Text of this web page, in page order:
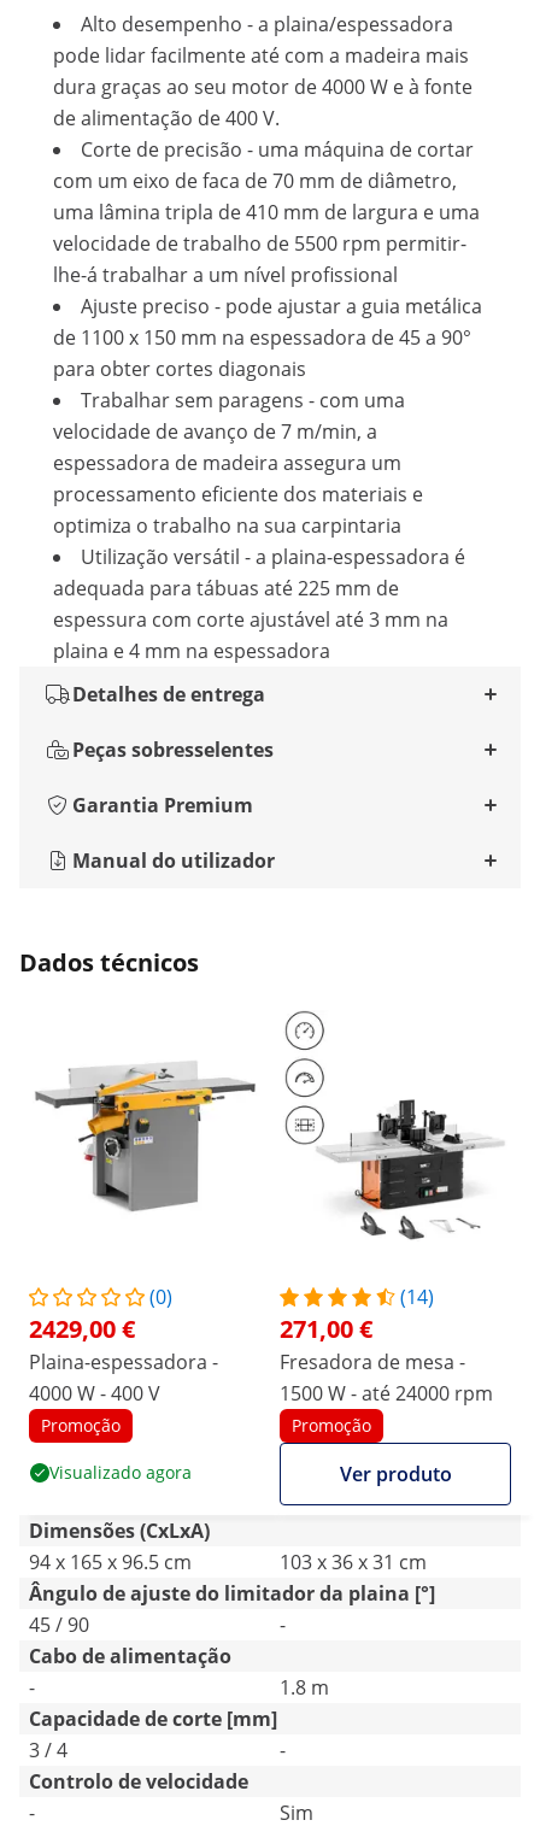
Alto desempenho - a plaina/espessadora
pode lidar facilmente até com a madeira mais
dura graças ao seu motor de 4000 W e à fonte
de alimentação de 400 V.
Corte de precisão - uma máquina de cortar
com um eixo de faca de 70 mm de diâmetro,
uma lâmina tripla de 410 mm de largura e uma
velocidade de trabalho de 5500 rpm permitir-
lhe-á trabalhar a um nível profissional
Ajuste preciso - pode ajustar a guia metálica
de 1100 x 150 mm na espessadora de 45 a 90°
para obter cortes diagonais
Trabalhar sem paragens - com uma
velocidade de avanço de 7 m/min, a
espessadora de madeira assegura um
processamento eficiente dos materiais e
optimiza o trabalho na sua carpintaria
Utilização versátil - a plaina-espessadora é
adequada para tábuas até 225 mm de
espessura com corte ajustável até 3 mm na
plaina e 4 mm na espessadora
Detalhes de entrega
Peças sobresselentes
Garantia Premium
Manual do utilizador
Dados técnicos
(0)
2429,00 €
Plaina-espessadora -
4000 W - 400 V
Promoção
Visualizado agora
(14)
271,00 €
Fresadora de mesa -
1500 W - até 24000 rpm
Promoção
Ver produto
Dimensões (CxLxA)
94 x 165 x 96.5 cm
103 x 36 x 31 cm
Ângulo de ajuste do limitador da plaina [°]
45 / 90
-
Cabo de alimentação
-
1.8 m
Capacidade de corte [mm]
3 / 4
-
Controlo de velocidade
-
Sim